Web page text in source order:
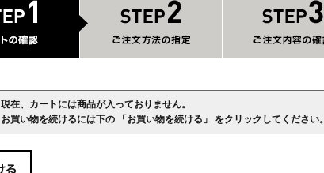
現在、カートには商品が入っておりません。
お買い物を続けるには下の 「お買い物を続ける」 をクリックしてください。